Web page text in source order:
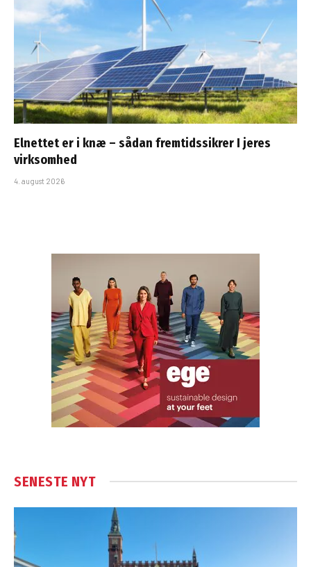
Elnettet er i knæ – sådan fremtidssikrer I jeres
virksomhed
4. august 2026
SENESTE NYT